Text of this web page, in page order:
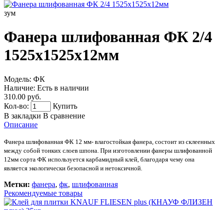
зум
Фанера шлифованная ФК 2/4
1525x1525x12мм
Модель: ФК
Наличие: Есть в наличии
310.00 руб.
Кол-во:
Купить
В закладки В сравнение
Описание
Фанера шлифованная ФК 12 мм- влагостойкая фанера, состоит из склеенных
между собой тонких слоев шпона. При изготовлении фанеры шлифованной
12мм сорта ФК используется карбамидный клей, благодаря чему она
является экологически безопасной и нетоксичной.
Метки: фанера, фк, шлифованная
Рекомендуемые товары